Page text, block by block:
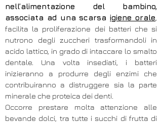
nell’alimentazione del bambino,
associata ad una scarsaigiene orale
facilita la proliferazione dei batteri che si
nutrono degli zuccheri trasformandoli in
acido lattico, in grado di intaccare lo smalto
dentale. Una volta insediati, i batteri
inizieranno a produrre degli enzimi che
contribuiranno a distruggere sia la parte
minerale che proteica dei denti.
Occorre prestare molta attenzione alle
bevande dolci, tra tutte i succhi di frutta di